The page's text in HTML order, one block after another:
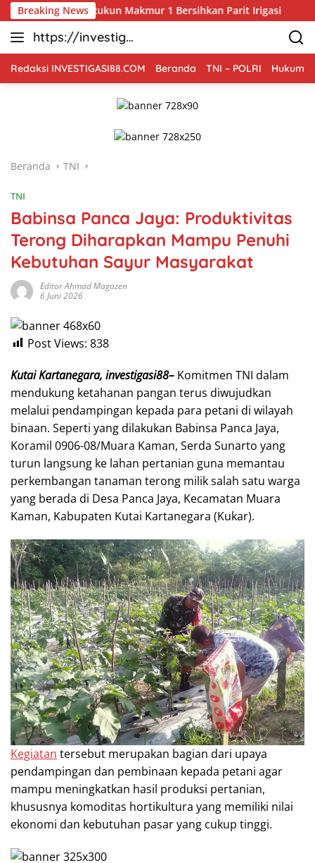
Langsung
ke
konten
Breaking News
Poktan Rukun Makmur 1 Bersihkan Parit Irigasi
https://investiga
si88.com
Redaksi INVESTIGASI88.COM Beranda TNI – POLRI Hukum
Beranda TNI
TNI
Babinsa Panca Jaya: Produktivitas
Terong Diharapkan Mampu Penuhi
Kebutuhan Sayur Masyarakat
Editor Ahmad Magazen
6 Juni 2026
Post Views: 838
Kutai Kartanegara, investigasi88– Komitmen TNI dalam
mendukung ketahanan pangan terus diwujudkan
melalui pendampingan kepada para petani di wilayah
binaan. Seperti yang dilakukan Babinsa Panca Jaya,
Koramil 0906-08/Muara Kaman, Serda Sunarto yang
turun langsung ke lahan pertanian guna memantau
perkembangan tanaman terong milik salah satu warga
yang berada di Desa Panca Jaya, Kecamatan Muara
Kaman, Kabupaten Kutai Kartanegara (Kukar).
Kegiatan tersebut merupakan bagian dari upaya
pendampingan dan pembinaan kepada petani agar
mampu meningkatkan hasil produksi pertanian,
khususnya komoditas hortikultura yang memiliki nilai
ekonomi dan kebutuhan pasar yang cukup tinggi.